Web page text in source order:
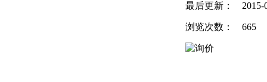
最后更新： 2015-
浏览次数： 665